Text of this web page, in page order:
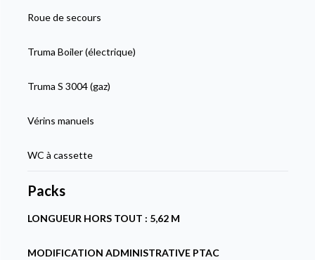
Roue de secours
Truma Boiler (électrique)
Truma S 3004 (gaz)
Vérins manuels
WC à cassette
Packs
LONGUEUR HORS TOUT : 5,62 M
MODIFICATION ADMINISTRATIVE PTAC